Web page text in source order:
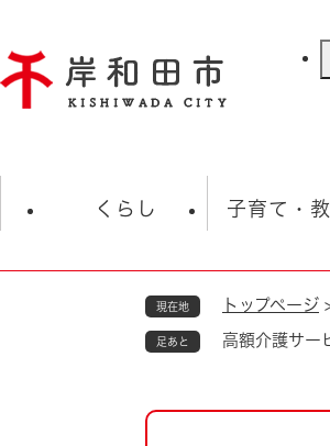
ジ
の
くらし
ごみ・衛生・動物
子育て・
学校
現在地 トップページ
足あと 高額介護サー
本